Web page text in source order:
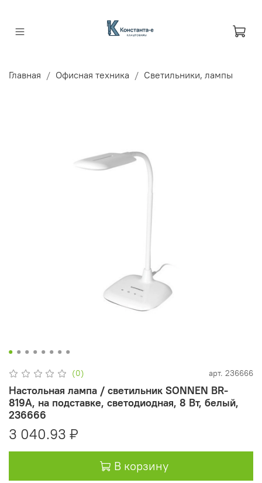
Главная Офисная техника Светильники, лампы
(0) арт. 236666
Настольная лампа / светильник SONNEN BR-
819A, на подставке, светодиодная, 8 Вт, белый,
236666
3 040.93 ₽
В корзину